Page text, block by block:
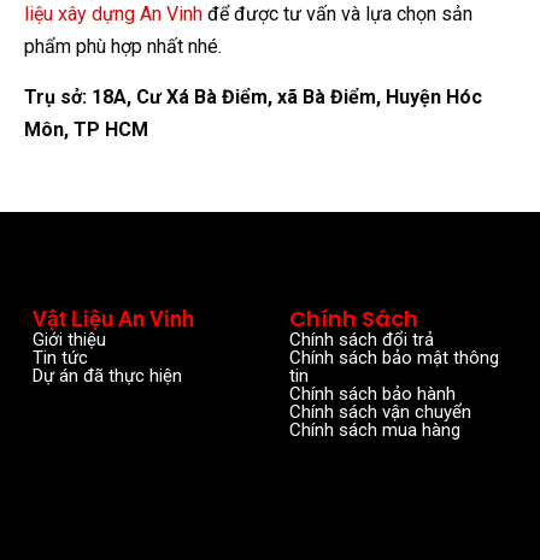
liệu xây dựng An Vinh để được tư vấn và lựa chọn sản
phẩm phù hợp nhất nhé.
Trụ sở: 18A, Cư Xá Bà Điểm, xã Bà Điểm, Huyện Hóc
Môn, TP HCM
Vật Liệu An Vinh
Giới thiệu
Tin tức
Dự án đã thực hiện
Chính Sách
Chính sách đổi trả
Chính sách bảo mật thông
tin
Chính sách bảo hành
Chính sách vận chuyển
Chính sách mua hàng